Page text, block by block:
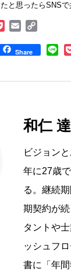
と思ったらSNSで
PocketEmail
Share
和仁
ビジョン
年に27歳
る。継続
期契約が
タントや
ッシュフ
書に「年